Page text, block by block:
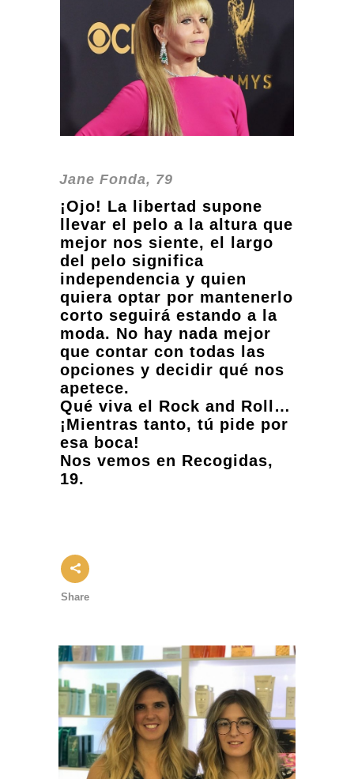
Jane Fonda, 79
¡Ojo! La libertad supone
llevar el pelo a la altura que
mejor nos siente, el largo
del pelo significa
independencia y quien
quiera optar por mantenerlo
corto seguirá estando a la
moda. No hay nada mejor
que contar con todas las
opciones y decidir qué nos
apetece.
Qué viva el Rock and Roll…
¡Mientras tanto, tú pide por
esa boca!
Nos vemos en Recogidas,
19.
Share